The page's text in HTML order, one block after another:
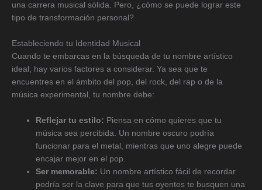
una carrera musical sólida. Pero, ¿cómo se puede lograr este
tipo de transformación personal?
Estableciendo tu Identidad Musical
Cuando te embarcas en la búsqueda de tu nombre artístico
ideal, hay varios factores a considerar. Ya sea que te
encuentres en el ámbito del pop, del rock, del rap o de la
música experimental, tu nombre debe:
Reflejar tu estilo: Piensa en cómo quieres que tu
música sea percibida. Un nombre oscuro podría
funcionar para el metal, mientras que uno alegre puede
encajar mejor en el pop.
Ser memorable: Un nombre artístico fácil de recordar
podría ser la clave para que tus oyentes te busquen una